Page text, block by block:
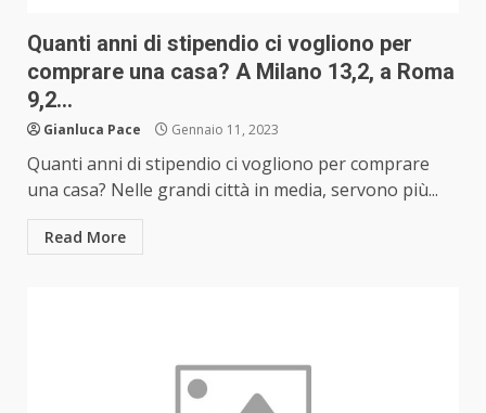
Quanti anni di stipendio ci vogliono per
comprare una casa? A Milano 13,2, a Roma
9,2…
Gianluca Pace Gennaio 11, 2023
Quanti anni di stipendio ci vogliono per comprare
una casa? Nelle grandi città in media, servono più...
Read More